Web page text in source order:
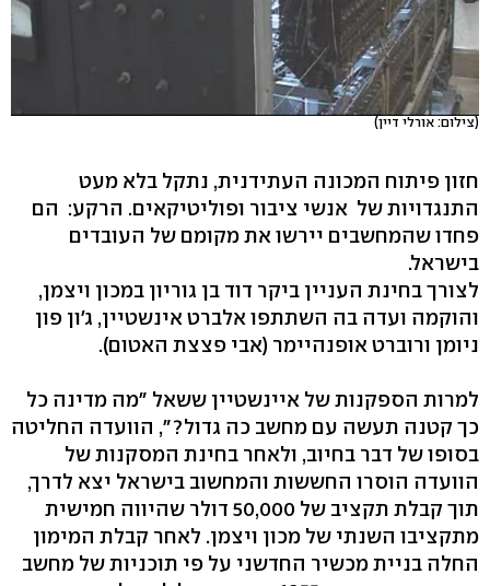
(צילום: אורלי דיין)
חזון פיתוח המכונה העתידנית, נתקל בלא מעט
התנגדויות של אנשי ציבור ופוליטיקאים. הרקע: הם
פחדו שהמחשבים יירשו את מקומם של העובדים
בישראל.
לצורך בחינת העניין ביקר דוד בן גוריון במכון ויצמן,
והוקמה ועדה בה השתתפו אלברט אינשטיין, ג'ון פון
ניומן ורוברט אופנהיימר (אבי פצצת האטום).
למרות הספקנות של איינשטיין ששאל "מה מדינה כל
כך קטנה תעשה עם מחשב כה גדול?", הוועדה החליטה
בסופו של דבר בחיוב, ולאחר בחינת המסקנות של
הוועדה הוסרו החששות והמחשוב בישראל יצא לדרך,
תוך קבלת תקציב של 50,000 דולר שהיווה חמישית
מתקציבו השנתי של מכון ויצמן. לאחר קבלת המימון
החלה בניית מכשיר החדשני על פי תוכניות של מחשב